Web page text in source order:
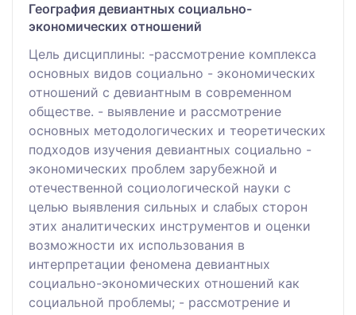
География девиантных социально-
экономических отношений
Цель дисциплины: -рассмотрение комплекса
основных видов социально - экономических
отношений с девиантным в современном
обществе. - выявление и рассмотрение
основных методологических и теоретических
подходов изучения девиантных социально -
экономических проблем зарубежной и
отечественной социологической науки с
целью выявления сильных и слабых сторон
этих аналитических инструментов и оценки
возможности их использования в
интерпретации феномена девиантных
социально-экономических отношений как
социальной проблемы; - рассмотрение и